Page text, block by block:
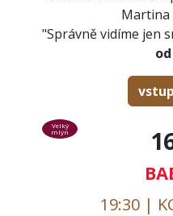
Martina
"Správně vidíme jen
Velký
mlýn
19:30 |